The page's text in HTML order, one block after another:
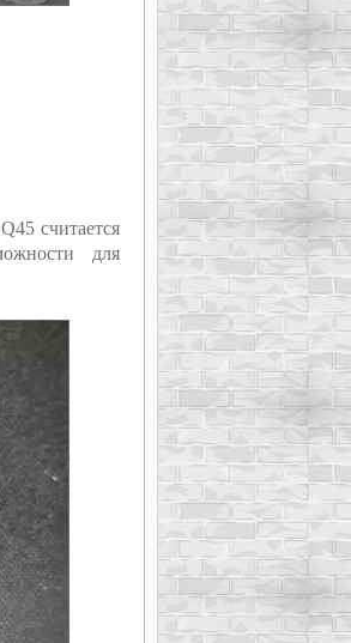
считается
для